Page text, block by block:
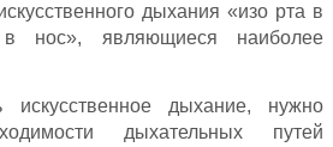
дыхания «изо рта в
нос», являющиеся наиболее
дыхание, нужно
дыхательных путей